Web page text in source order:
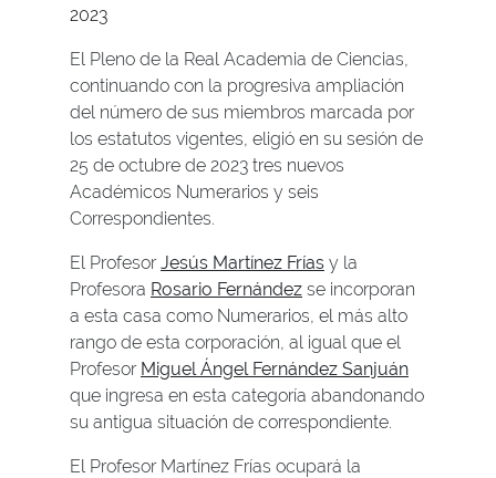
2023
El Pleno de la Real Academia de Ciencias,
continuando con la progresiva ampliación
del número de sus miembros marcada por
los estatutos vigentes, eligió en su sesión de
25 de octubre de 2023 tres nuevos
Académicos Numerarios y seis
Correspondientes.
El ProfesorJesús Martínez Frías y la
Profesora Rosario Fernández se incorporan
a esta casa como Numerarios, el más alto
rango de esta corporación, al igual que el
Profesor Miguel Ángel Fernández Sanjuán
que ingresa en esta categoría abandonando
su antigua situación de correspondiente.
El Profesor Martínez Frías ocupará la